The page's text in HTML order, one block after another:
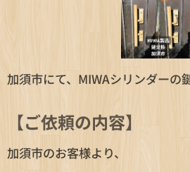
加須市にて、MIWAシリンダーの
【ご依頼の内容】
加須市のお客様より、